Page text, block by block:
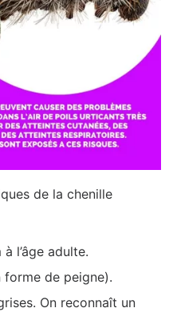
de la chenille
l’âge adulte.
forme de peigne).
On reconnaît un